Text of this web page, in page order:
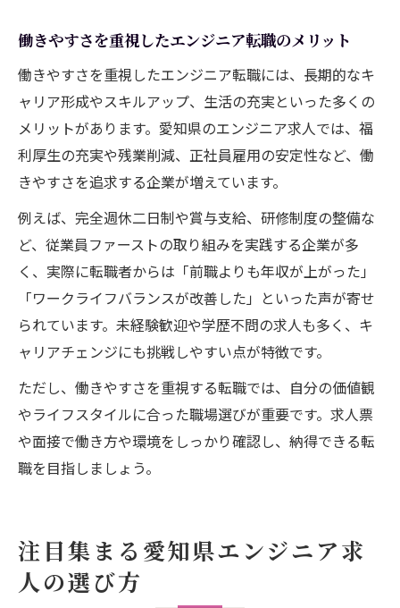
働きやすさを重視したエンジニア転職のメリット
働きやすさを重視したエンジニア転職には、長期的なキ
ャリア形成やスキルアップ、生活の充実といった多くの
メリットがあります。愛知県のエンジニア求人では、福
利厚生の充実や残業削減、正社員雇用の安定性など、働
きやすさを追求する企業が増えています。
例えば、完全週休二日制や賞与支給、研修制度の整備な
ど、従業員ファーストの取り組みを実践する企業が多
く、実際に転職者からは「前職よりも年収が上がった」
「ワークライフバランスが改善した」といった声が寄せ
られています。未経験歓迎や学歴不問の求人も多く、キ
ャリアチェンジにも挑戦しやすい点が特徴です。
ただし、働きやすさを重視する転職では、自分の価値観
やライフスタイルに合った職場選びが重要です。求人票
や面接で働き方や環境をしっかり確認し、納得できる転
職を目指しましょう。
注目集まる愛知県エンジニア求
人の選び方